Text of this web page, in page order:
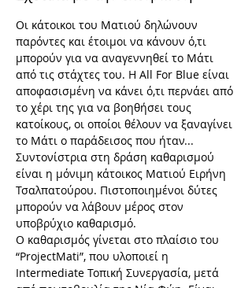
Οι κάτοικοι του Ματιού δηλώνουν
παρόντες και έτοιμοι να κάνουν ό,τι
μπορούν για να αναγεννηθεί το Μάτι
από τις στάχτες του. H All For Blue είναι
αποφασισμένη να κάνει ό,τι περνάει από
το χέρι της για να βοηθήσει τους
κατοίκους, οι οποίοι θέλουν να ξαναγίνει
το Μάτι ο παράδεισος που ήταν...
Συντονίστρια στη δράση καθαρισμού
είναι η μόνιμη κάτοικος Ματιού Ειρήνη
Τσαλπατούρου. Πιστοποιημένοι δύτες
μπορούν να λάβουν μέρος στον
υποβρύχιο καθαρισμό.
Ο καθαρισμός γίνεται στο πλαίσιο του
“ProjectMati”, που υλοποιεί η
Intermediate Τοπική Συνεργασία, μετά